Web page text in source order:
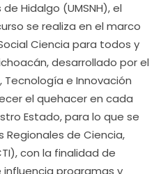
Hidalgo (UMSNH), el
se realiza en el marco
Ciencia para todos y
desarrollado por el
e Innovación
el quehacer en cada
Estado, para lo que se
de Ciencia,
con la finalidad de
influencia programas y